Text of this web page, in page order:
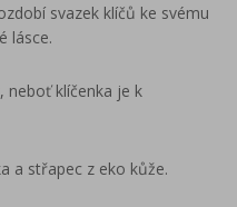
svazek klíčů ke svému
lásce.
neboť klíčenka je k
a střapec z eko kůže.